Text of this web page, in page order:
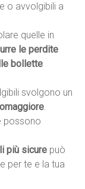
o avvolgibili a
quelle in
le perdite
bollette
svolgono un
.
possono
più sicure può
per te e la tua